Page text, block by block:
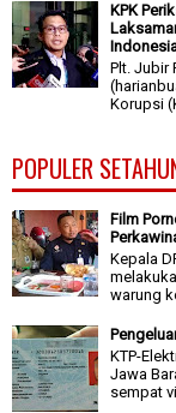
KPK
Plt. Jubir
Korupsi
POPULER
Film
Kepala
warung
KTP-
Jawa
sempat